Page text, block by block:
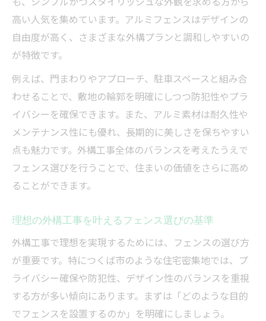
ク項目
外構工事の口コミと評判を活用した選び方
外構工事の見積もり比較で失敗を防ぐコツ
外構工事とアルミフェンス施工事例の活用
法
目隠しも叶うアルミフェンスの費用と実例
外構工事で実現する目隠しフェンスの費用
目安
アルミフェンスの施工費を比較した実例紹
介
フェンス5m施工の外構工事費用のポイント
すく解説
20mフェンス設置時の外構工事費用の内訳
外構工事の費用相場を賢く見極めたい人へ
外構工事の費用相場を比較する際の注意点
高い人気を集めています。アルミフェンスはデザインの
自由度が高く、さまざまな外構プランと調和しやすいの
が特徴です。
例えば、門まわりやアプローチ、駐車スペースと組み合
わせることで、敷地の輪郭を明確にしつつ防犯性やプラ
イバシーを確保できます。また、アルミ素材は耐久性や
メンテナンス性にも優れ、長期的に美しさを保ちやすい
点も魅力です。外構工事全体のバランスを考えたうえで
フェンス選びを行うことで、住まいの価値をさらに高め
ることができます。
理想の外構工事を叶えるフェンス選びの基準
外構工事で理想を実現するためには、フェンスの選び方
が重要です。特につくば市のような住宅密集地では、プ
ライバシー確保や防犯性、デザイン性のバランスを重視
する方が多い傾向にあります。まずは「どのような目的
でフェンスを設置するのか」を明確にしましょう。